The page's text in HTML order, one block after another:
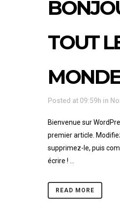
TOUT
Posted at 09:59h in
Bienvenue sur
premier article.
supprimez-le, puis
écrire ! ...
READ MORE